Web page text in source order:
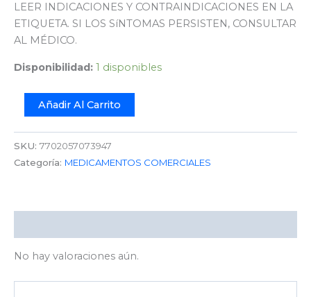
LEER INDICACIONES Y CONTRAINDICACIONES EN LA
ETIQUETA. SI LOS SíNTOMAS PERSISTEN, CONSULTAR
AL MÉDICO.
Disponibilidad: 1 disponibles
Añadir Al Carrito
SKU: 7702057073947
Categoría: MEDICAMENTOS COMERCIALES
No hay valoraciones aún.